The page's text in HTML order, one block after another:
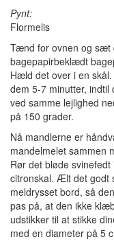
Pynt:
Flormelis
Tænd for ovnen og sæt
bagepapirbeklædt
Hæld det over i en
dem 5-7 minutter, indtil
ved samme lejlighed
på 150 grader.
Nå mandlerne er
mandelmelet sammen
Rør det bløde
citronskal. Ælt det godt
meldrysset bord, så
pas på, at den ikke
udstikker til at stikke
med en diameter på 5